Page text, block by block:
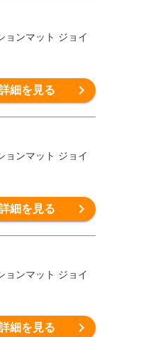
ョンマット ジョイ
細を見る
ョンマット ジョイ
細を見る
ョンマット ジョイ
細を見る